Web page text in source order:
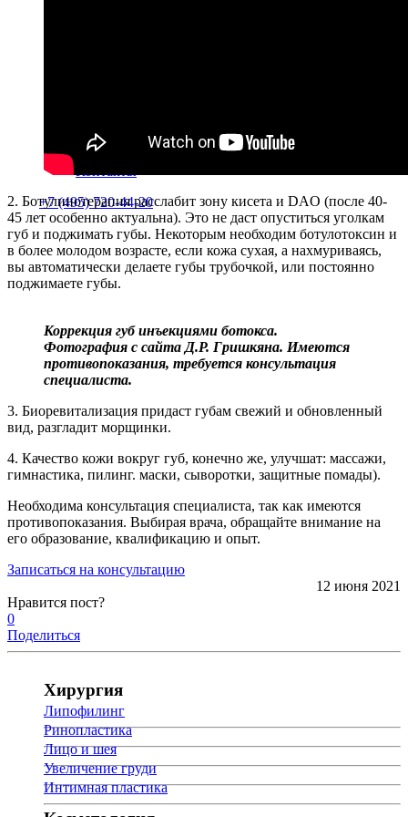
Видео
+7 (495) 720-44-20
2. Ботулинотерапия расслабит зону кисета и DAO (после 40-
45 лет особенно актуальна). Это не даст опуститься уголкам
губ и поджимать губы. Некоторым необходим ботулотоксин и
в более молодом возрасте, если кожа сухая, а нахмуриваясь,
вы автоматически делаете губы трубочкой, или постоянно
поджимаете губы.
Коррекция губ инъекциями ботокса.
Фотография с сайта Д.Р. Гришкяна. Имеются
противопоказания, требуется консультация
специалиста.
3. Биоревитализация придаст губам свежий и обновленный
вид, разгладит морщинки.
4. Качество кожи вокруг губ, конечно же, улучшат: массажи,
гимнастика, пилинг. маски, сыворотки, защитные помады).
Необходима консультация специалиста, так как имеются
противопоказания. Выбирая врача, обращайте внимание на
его образование, квалификацию и опыт.
Записаться на консультацию
12 июня 2021
Нравится пост?
0
Поделиться
Хирургия
Липофилинг
Ринопластика
Лицо и шея
Увеличение груди
Интимная пластика